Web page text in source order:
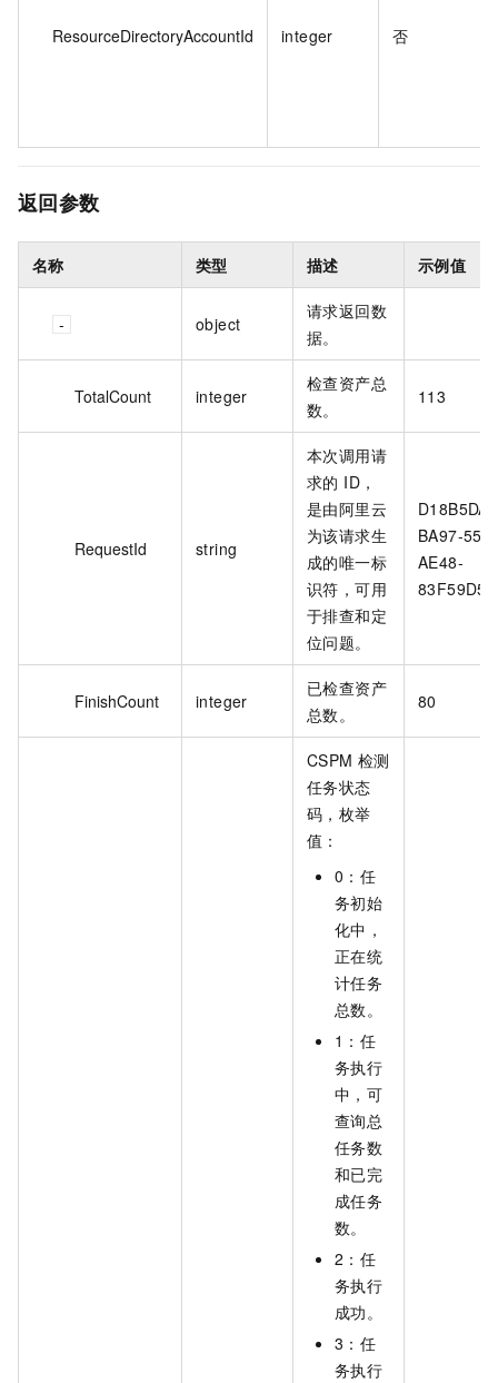
ResourceDirectoryAccountId integer 否
返回参数
名称 类型 描述 示例值
object
请求返回数
据。
TotalCount integer
检查资产总
数。
113
RequestId string
本次调用请
求的 ID，
是由阿里云
为该请求生
成的唯一标
识符，可用
于排查和定
位问题。
BA97-
AE48-
FinishCount integer
已检查资产
总数。
80
CSPM 检测
任务状态
码，枚举
值：
0：任
务初始
化中，
正在统
计任务
总数。
1：任
务执行
中，可
查询总
任务数
和已完
成任务
数。
2：任
务执行
成功。
3：任
务执行